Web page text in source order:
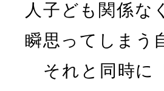
人子ども関係な
瞬思ってしまう
それと同時に